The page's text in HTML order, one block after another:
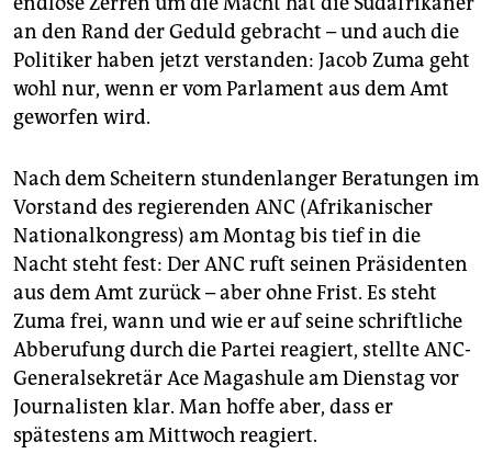
genossenschaft
epaper login
an den Rand der Geduld gebracht – und auch die
Politiker haben jetzt verstanden: Jacob Zuma geht
wohl nur, wenn er vom Parlament aus dem Amt
geworfen wird.
Nach dem Scheitern stundenlanger Beratungen im
Vorstand des regierenden ANC (Afrikanischer
Natio­nalkongress) am Montag bis tief in die
Nacht steht fest: Der ANC ruft seinen Präsidenten
aus dem Amt zurück – aber ohne Frist. Es steht
Zuma frei, wann und wie er auf seine schriftliche
Abberufung durch die Partei reagiert, stellte ANC-
Generalsekretär Ace Magashule am Dienstag vor
Journalisten klar. Man hoffe aber, dass er
spätestens am Mittwoch reagiert.